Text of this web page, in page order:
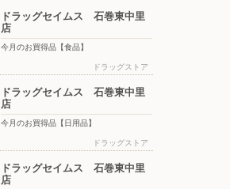
ドラッグセイムス 石巻東中里
店
今月のお買得品【食品】
ドラッグストア
ドラッグセイムス 石巻東中里
店
今月のお買得品【日用品】
ドラッグストア
ドラッグセイムス 石巻東中里
店